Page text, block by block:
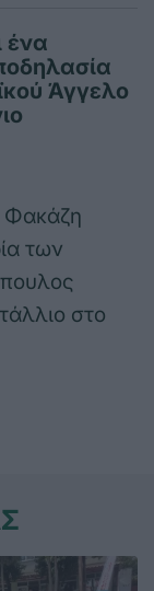
ένα
Άγγελο
Φακάζη
των
στο